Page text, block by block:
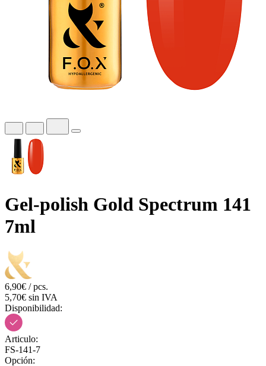
Gel-polish Gold Spectrum 141
7ml
6,90€ / pcs.
5,70€ sin IVA
Disponibilidad:
Articulo:
FS-141-7
Opción: